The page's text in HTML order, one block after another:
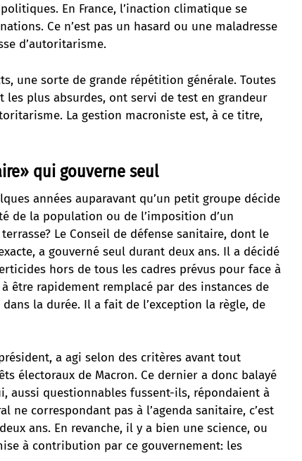
En France, l’inaction climatique se
. Ce n’est pas un hasard ou une maladresse
d’autoritarisme.
une sorte de grande répétition générale. Toutes
plus absurdes, ont servi de test en grandeur
La gestion macroniste est, à ce titre,
qui gouverne seul
années auparavant qu’un petit groupe décide
de la population ou de l’imposition d’un
Le Conseil de défense sanitaire, dont le
a gouverné seul durant deux ans. Il a décidé
hors de tous les cadres prévus pour face à
être rapidement remplacé par des instances de
la durée. Il a fait de l’exception la règle, de
a agi selon des critères avant tout
électoraux de Macron. Ce dernier a donc balayé
aussi questionnables fussent-ils, répondaient à
ne correspondant pas à l’agenda sanitaire, c’est
ans. En revanche, il y a bien une science, ou
à contribution par ce gouvernement: les